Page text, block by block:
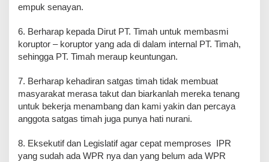
empuk senayan.
6. Berharap kepada Dirut PT. Timah untuk membasmi
koruptor – koruptor yang ada di dalam internal PT. Timah,
sehingga PT. Timah meraup keuntungan.
7. Berharap kehadiran satgas timah tidak membuat
masyarakat merasa takut dan biarkanlah mereka tenang
untuk bekerja menambang dan kami yakin dan percaya
anggota satgas timah juga punya hati nurani.
8. Eksekutif dan Legislatif agar cepat memproses IPR
yang sudah ada WPR nya dan yang belum ada WPR